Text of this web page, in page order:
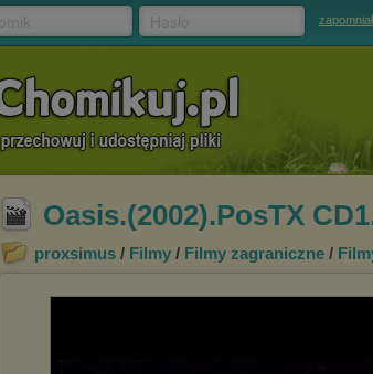
Oasis.(2002).PosTX
proxsimus / Filmy / Filmy zagraniczne /